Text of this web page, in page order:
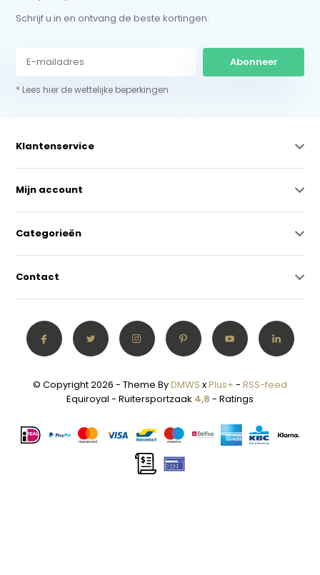
Schrijf u in en ontvang de beste kortingen.
Abonneer
* Lees hier de wettelijke beperkingen
Klantenservice
Mijn account
Categorieën
Contact
© Copyright 2026 - Theme ByDMWS xPlus+ - RSS-feed
Equiroyal - Ruitersportzaak 4,8 - Ratings